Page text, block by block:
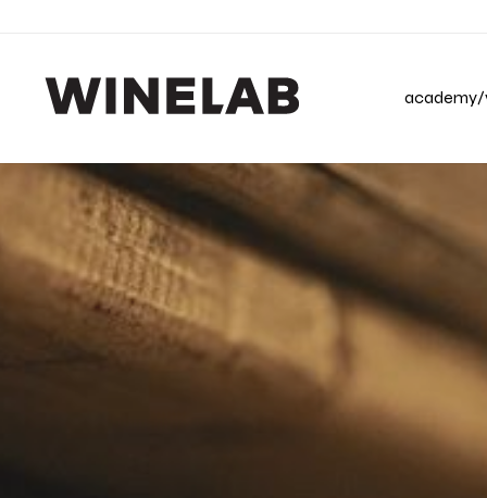
academy/